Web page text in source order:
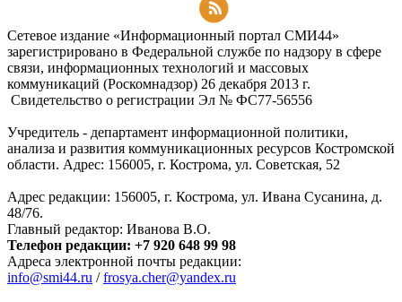
Сетевое издание «Информационный портал СМИ44»
зарегистрировано в Федеральной службе по надзору в сфере
связи, информационных технологий и массовых
коммуникаций (Роскомнадзор) 26 декабря 2013 г.
Свидетельство о регистрации Эл № ФC77-56556
Учредитель - департамент информационной политики,
анализа и развития коммуникационных ресурсов Костромской
области. Адрес: 156005, г. Кострома, ул. Советская, 52
Адрес редакции: 156005, г. Кострома, ул. Ивана Сусанина, д.
48/76.
Главный редактор: Иванова В.О.
Телефон редакции: +7 920 648 99 98
Адреса электронной почты редакции:
info@smi44.ru /frosya.cher@yandex.ru